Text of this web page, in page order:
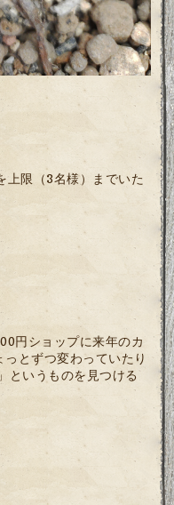
上限（3名様）までいた
円ショップに来年のカ
とずつ変わっていたり
というものを見つける